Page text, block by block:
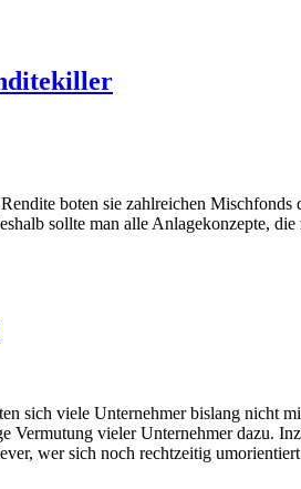
boten sie zahlreichen
sollte man alle Anlagekonzepte,
sich viele Unternehmer bislang nicht
vieler Unternehmer dazu.
wer sich noch rechtzeitig